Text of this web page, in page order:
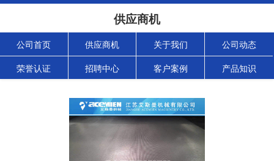
供应商机
公司首页 供应商机 关于我们 公司动态
荣誉认证 招聘中心 客户案例 产品知识